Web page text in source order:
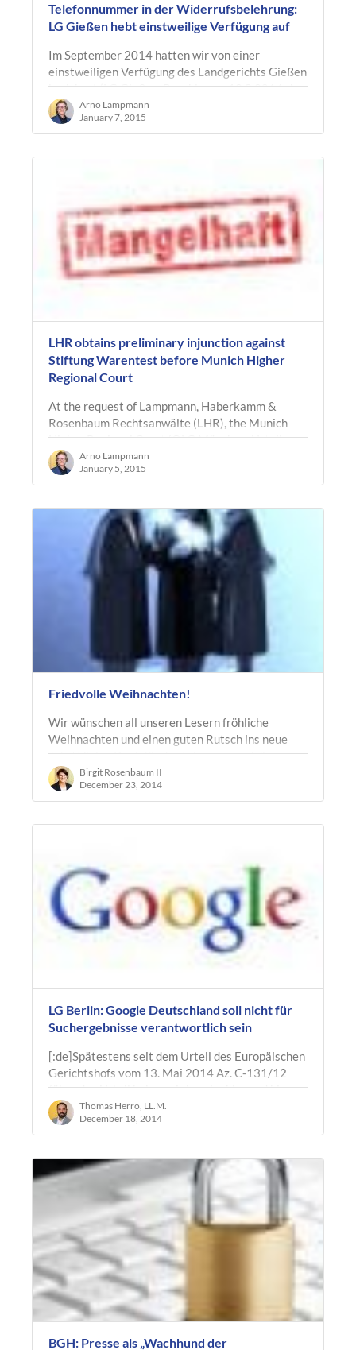
Telefonnummer in der Widerrufsbelehrung:
LG Gießen hebt einstweilige Verfügung auf
Im September 2014 hatten wir von einer
einstweiligen Verfügung des Landgerichts Gießen
berichtet (LG Gießen, Beschluss v. 12.8.2014, Az.
2 O 311/14), mit der das Gericht…
Arno Lampmann
January 7, 2015
LHR obtains preliminary injunction against
Stiftung Warentest before Munich Higher
Regional Court
At the request of Lampmann, Haberkamm &
Rosenbaum Rechtsanwälte (LHR), the Munich
Higher Regional Court (OLG München, Urteil v.
18.12.2014, Az. 18 W 2116/14) issued a…
Arno Lampmann
January 5, 2015
Friedvolle Weihnachten!
Wir wünschen all unseren Lesern fröhliche
Weihnachten und einen guten Rutsch ins neue
Jahr! Vielen Dank für das Interesse und die rege
Teilnahme an unseren…
Birgit Rosenbaum II
December 23, 2014
LG Berlin: Google Deutschland soll nicht für
Suchergebnisse verantwortlich sein
[:de]Spätestens seit dem Urteil des Europäischen
Gerichtshofs vom 13. Mai 2014 Az. C‑131/12
(über das Urteil haben wir bereits hier und hier
berichtet) ist den Nutzern…
Thomas Herro, LL.M.
December 18, 2014
BGH: Presse als „Wachhund der